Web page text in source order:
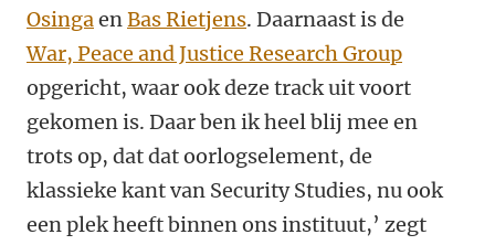
OsingaenBas Rietjens. Daarnaast is de
War, Peace and Justice Research Group
opgericht, waar ook deze track uit voort
gekomen is. Daar ben ik heel blij mee en
trots op, dat dat oorlogselement, de
klassieke kant van Security Studies, nu ook
een plek heeft binnen ons instituut,’ zegt